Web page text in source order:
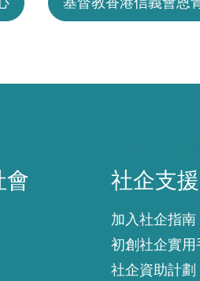
會 社企支
加入社企指南
初創社企實用
社企資助計劃